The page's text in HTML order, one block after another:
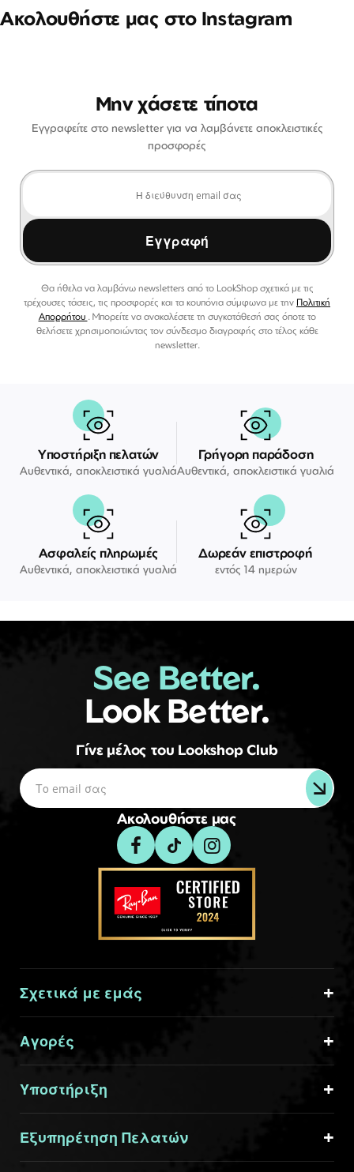
Ακολουθήστε μας στο Instagram
Μην χάσετε τίποτα
Εγγραφείτε στο newsletter για να λαμβάνετε αποκλειστικές
προσφορές
Εγγραφή
Θα ήθελα να λαμβάνω newsletters από το LookShop σχετικά με τις
τρέχουσες τάσεις, τις προσφορές και τα κουπόνια σύμφωνα με την Πολιτική
Απορρήτου . Μπορείτε να ανακαλέσετε τη συγκατάθεσή σας όποτε το
θελήσετε χρησιμοποιώντας τον σύνδεσμο διαγραφής στο τέλος κάθε
newsletter.
Υποστήριξη πελατών
Αυθεντικά, αποκλειστικά γυαλιά
Γρήγορη παράδοση
Αυθεντικά, αποκλειστικά γυαλιά
Ασφαλείς πληρωμές
Αυθεντικά, αποκλειστικά γυαλιά
Δωρεάν επιστροφή
εντός 14 ημερών
See Better.
Look Better.
Γίνε μέλος του Lookshop Club
Ακολουθήστε μας
Σχετικά με εμάς
Αγορές
Υποστήριξη
Εξυπηρέτηση Πελατών